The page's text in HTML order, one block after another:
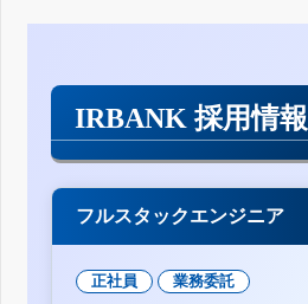
IRBANK 採用情報
フルスタックエンジニア
正社員 業務委託